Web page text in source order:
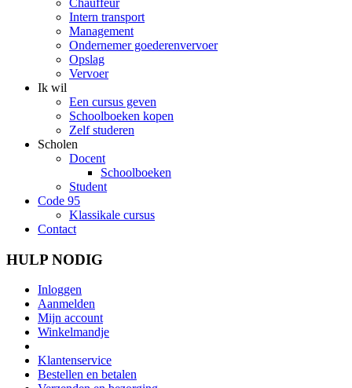
Chauffeur
Intern transport
Management
Ondernemer goederenvervoer
Opslag
Vervoer
Ik wil
Een cursus geven
Schoolboeken kopen
Zelf studeren
Scholen
Docent
Schoolboeken
Student
Code 95
Klassikale cursus
Contact
HULP NODIG
Inloggen
Aanmelden
Mijn account
Winkelmandje
Klantenservice
Bestellen en betalen